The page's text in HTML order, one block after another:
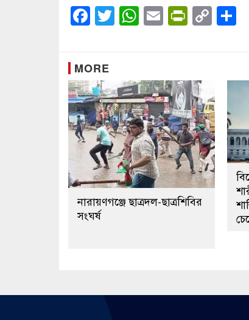
Facebook
Twitter
WhatsApp
EmailCopy
Link
MORE
নারায়ণগঞ্জে ছাত্রদল-ছাত্রশিবির
সংঘর্ষ